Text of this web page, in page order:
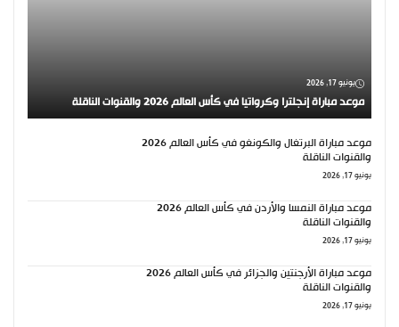
يونيو 17, 2026
موعد مباراة إنجلترا وكرواتيا في كأس العالم 2026 والقنوات الناقلة
موعد مباراة البرتغال والكونغو في كأس العالم 2026
والقنوات الناقلة
يونيو 17, 2026
موعد مباراة النمسا والأردن في كأس العالم 2026
والقنوات الناقلة
يونيو 17, 2026
موعد مباراة الأرجنتين والجزائر في كأس العالم 2026
والقنوات الناقلة
يونيو 17, 2026